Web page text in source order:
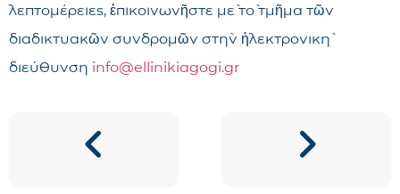
λεπτομέρειες, ἐπικοινωνῆστε μὲ τὸ τμῆμα τῶν
διαδικτυακῶν συνδρομῶν στὴν ἠλεκτρονικὴ
διεύθυνση info@ellinikiagogi.gr